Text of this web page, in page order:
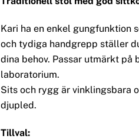
Kari ha en enkel gungfunktion
och tydiga handgrepp ställer
dina behov. Passar utmärkt på
laboratorium.
Sits och rygg är vinklingsbara
djupled.
Tillval: